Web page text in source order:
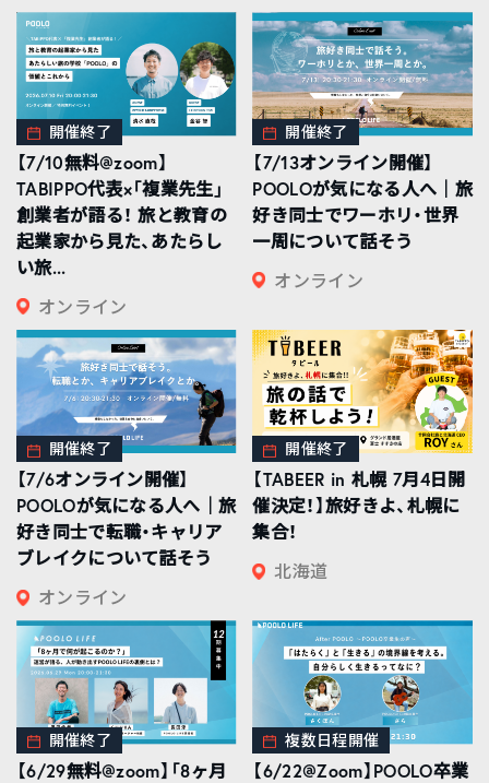
開催終了
【7/10無料@zoom】
TABIPPO代表×「複業先生」
創業者が語る！ 旅と教育の
起業家から見た、あたらし
い旅...
オンライン
開催終了
【7/13オンライン開催】
POOLOが気になる人へ｜旅
好き同士でワーホリ・世界
一周について話そう
オンライン
開催終了
【7/6オンライン開催】
POOLOが気になる人へ｜旅
好き同士で転職・キャリア
ブレイクについて話そう
オンライン
開催終了
【TABEER in 札幌 7月4日開
催決定！】旅好きよ、札幌に
集合！
北海道
開催終了
【6/29無料@zoom】「8ヶ月
複数日程開催
【6/22@Zoom】POOLO卒業